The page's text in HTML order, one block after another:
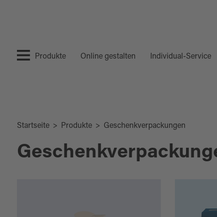
Produkte Online gestalten Individual-Service
Startseite > Produkte > Geschenkverpackungen